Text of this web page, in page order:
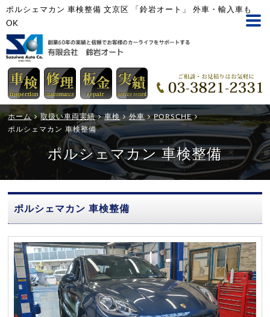
ポルシェマカン 車検整備 文京区 「鈴岩オート」 外車・輸入車も
OK
ホーム 取扱い車両実績 車検 外車
PORSCHE
ポルシェマカン 車検整備
ポルシェマカン 車検整備
ポルシェマカン 車検整備